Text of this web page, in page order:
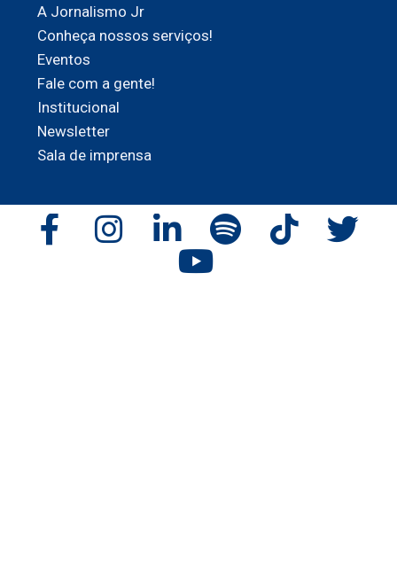
A Jornalismo Jr
Conheça nossos serviços!
Eventos
Fale com a gente!
Institucional
Newsletter
Sala de imprensa